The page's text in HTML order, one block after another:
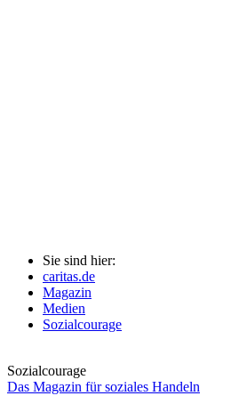
Sie sind hier:
caritas.de
Magazin
Medien
Sozialcourage
Sozialcourage
Das Magazin für soziales Handeln